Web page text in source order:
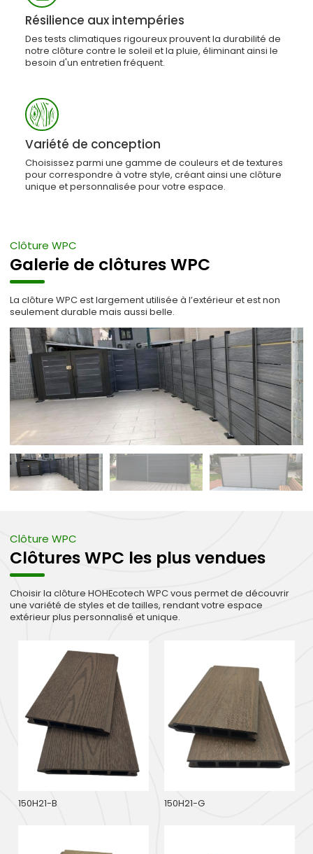
Résilience aux intempéries
Des tests climatiques rigoureux prouvent la durabilité de
notre clôture contre le soleil et la pluie, éliminant ainsi le
besoin d'un entretien fréquent.
Variété de conception
Choisissez parmi une gamme de couleurs et de textures
pour correspondre à votre style, créant ainsi une clôture
unique et personnalisée pour votre espace.
Clôture WPC
Galerie de clôtures WPC
La clôture WPC est largement utilisée à l’extérieur et est non
seulement durable mais aussi belle.
Clôture WPC
Clôtures WPC les plus vendues
Choisir la clôture HOHEcotech WPC vous permet de découvrir
une variété de styles et de tailles, rendant votre espace
extérieur plus personnalisé et unique.
150H21-B 150H21-G